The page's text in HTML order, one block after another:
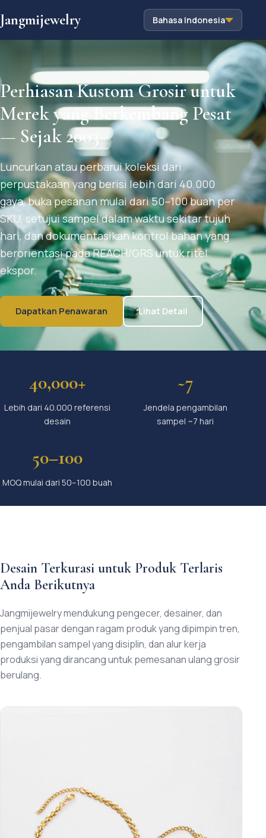
Jangmijewelry Bahasa Indonesia
Perhiasan Kustom Grosir untuk
Merek yang Berkembang Pesat
— Sejak 2003
Luncurkan atau perbarui koleksi dari
perpustakaan yang berisi lebih dari 40.000
gaya, buka pesanan mulai dari 50–100 buah per
SKU, setujui sampel dalam waktu sekitar tujuh
hari, dan dokumentasikan kontrol bahan yang
berorientasi pada REACH/GRS untuk ritel
ekspor.
Dapatkan Penawaran Lihat Detail
40,000+
Lebih dari 40.000 referensi
desain
~7
Jendela pengambilan
sampel ~7 hari
50–100
MOQ mulai dari 50–100 buah
Desain Terkurasi untuk Produk Terlaris
Anda Berikutnya
Jangmijewelry mendukung pengecer, desainer, dan
penjual pasar dengan ragam produk yang dipimpin tren,
pengambilan sampel yang disiplin, dan alur kerja
produksi yang dirancang untuk pemesanan ulang grosir
berulang.